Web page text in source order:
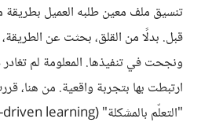
تنسيق ملف معين طلبه العميل
قبل. بدلًا من القلق، بحثت عن الطريقة،
ونجحت في تنفيذها. المعلومة لم تغادر
ارتبطت بها بتجربة واقعية. من هنا،